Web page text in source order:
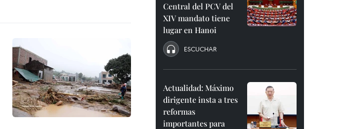
Central del PCV del
XIV mandato tiene
lugar en Hanoi
ESCUCHAR
Actualidad: Máximo
dirigente insta a tres
reformas
importantes para